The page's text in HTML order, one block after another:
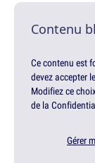
Contenu
Ce contenu est
devez accepter
Modifiez ce
de la
Gérer